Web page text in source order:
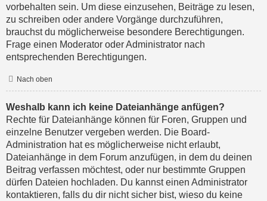
vorbehalten sein. Um diese einzusehen, Beiträge zu lesen,
zu schreiben oder andere Vorgänge durchzuführen,
brauchst du möglicherweise besondere Berechtigungen.
Frage einen Moderator oder Administrator nach
entsprechenden Berechtigungen.
Nach oben
Weshalb kann ich keine Dateianhänge anfügen?
Rechte für Dateianhänge können für Foren, Gruppen und
einzelne Benutzer vergeben werden. Die Board-
Administration hat es möglicherweise nicht erlaubt,
Dateianhänge in dem Forum anzufügen, in dem du deinen
Beitrag verfassen möchtest, oder nur bestimmte Gruppen
dürfen Dateien hochladen. Du kannst einen Administrator
kontaktieren, falls du dir nicht sicher bist, wieso du keine